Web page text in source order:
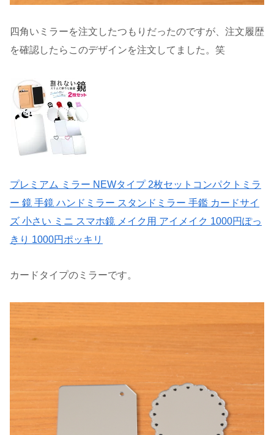
四角いミラーを注文したつもりだったのですが、注文履歴
を確認したらこのデザインを注文してました。笑
プレミアム ミラー NEWタイプ 2枚セットコンパクトミラ
ー 鏡 手鏡 ハンドミラー スタンドミラー 手鑑 カードサイ
ズ 小さい ミニ スマホ鏡 メイク用 アイメイク 1000円ぽっ
きり 1000円ポッキリ
カードタイプのミラーです。